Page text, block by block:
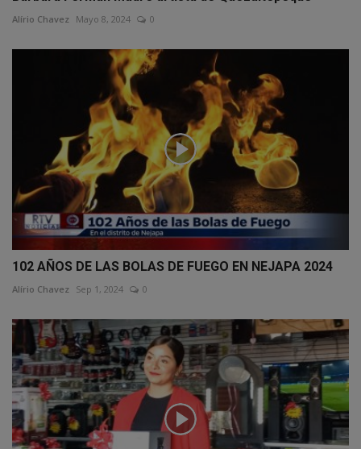
Alírio Chavez Mayo 8, 2024 0
102 AÑOS DE LAS BOLAS DE FUEGO EN NEJAPA 2024
Alírio Chavez Sep 1, 2024 0